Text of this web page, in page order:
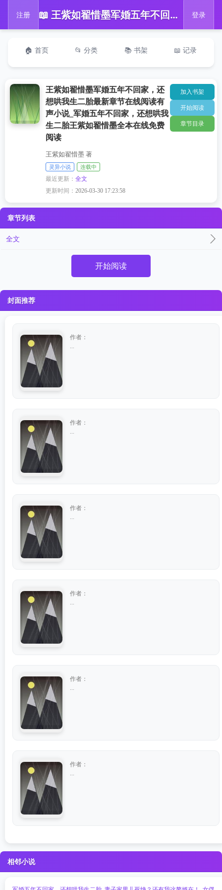
注册 📖 王紫如翟惜墨军婚五年不回家，还想哄我生二胎最新章节在线阅读有声小说_军婚五年不回家，还想哄我生二胎王紫如翟惜墨全本在线免费阅读 登录
🏠 首页 📂 分类 📚 书架 📖 记录
王紫如翟惜墨军婚五年不回家，还
想哄我生二胎最新章节在线阅读有
声小说_军婚五年不回家，还想哄我
生二胎王紫如翟惜墨全本在线免费
阅读
王紫如翟惜墨 著
灵异小说 连载中
最近更新：全文
更新时间：2026-03-30 17:23:58
加入书架
开始阅读
章节目录
章节列表
全文
开始阅读
封面推荐
作者：
作者：
作者：
作者：
作者：
作者：
相邻小说